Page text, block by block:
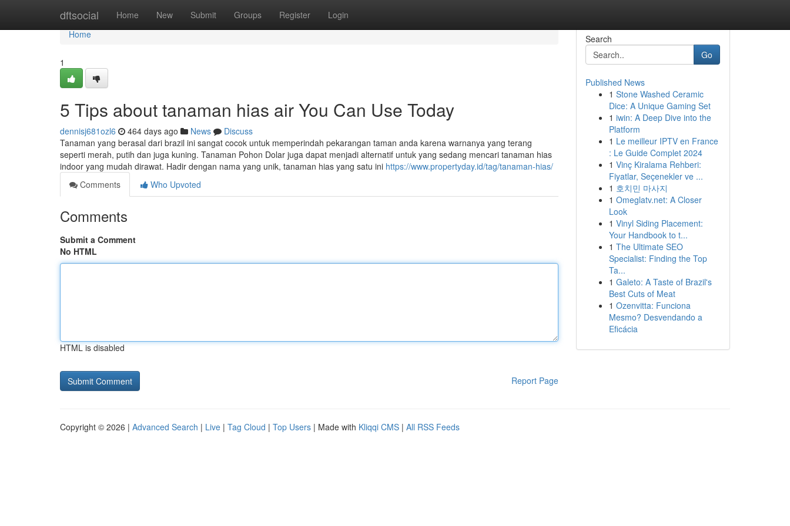
dftsocial Home New Submit Groups Register Login
Home
Home
1
5 Tips about tanaman hias air You Can Use Today
dennisj681ozl6 464 days ago News
Discuss
Tanaman yang berasal dari brazil ini sangat cocok untuk memperindah pekarangan taman anda karena warnanya yang terang
seperti merah, putih dan juga kuning. Tanaman Pohon Dolar juga dapat menjadi alternatif untuk yang sedang mencari tanaman hias
indoor yang mudah dirawat. Hadir dengan nama yang unik, tanaman hias yang satu ini https://www.propertyday.id/tag/tanaman-hias/
Comments
Who Upvoted
Comments
Submit a Comment
No HTML
HTML is disabled
Report Page
Search
Go
Published News
1 Stone Washed Ceramic
Dice: A Unique Gaming Set
1 iwin: A Deep Dive into the
Platform
1 Le meilleur IPTV en France
: Le Guide Complet 2024
1 Vinç Kiralama Rehberi:
Fiyatlar, Seçenekler ve ...
1 호치민 마사지
1 Omeglatv.net: A Closer
Look
1 Vinyl Siding Placement:
Your Handbook to t...
1 The Ultimate SEO
Specialist: Finding the Top
Ta...
1 Galeto: A Taste of Brazil's
Best Cuts of Meat
1 Ozenvitta: Funciona
Mesmo? Desvendando a
Eficácia
Copyright © 2026 | Advanced Search | Live | Tag Cloud | Top Users | Made with Kliqqi CMS | All RSS Feeds